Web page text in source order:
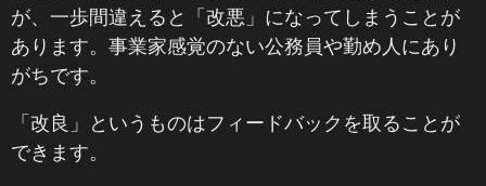
が、一歩間違えると「改悪」になってしまうことが
あります。事業家感覚のない公務員や勤め人にあり
がちです。
「改良」というものはフィードバックを取ることが
できます。